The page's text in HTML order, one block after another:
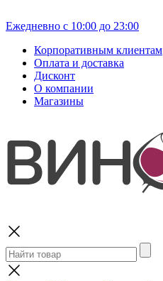
Ежедневно с 10:00 до 23:00
Корпоративным клиентам
Оплата и доставка
Дисконт
О компании
Магазины